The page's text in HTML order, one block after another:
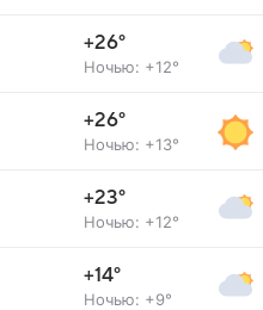
+26°
Ночью: +12°
+26°
Ночью: +13°
+23°
Ночью: +12°
+14°
Ночью: +9°